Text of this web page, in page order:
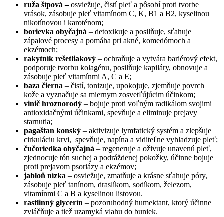
ruža šípová –osviežuje, čistí pleť a pôsobí proti tvorbe
vrások, zásobuje pleť vitamínom C, K, B1 a B2, kyselinou
nikotínovou i karoténom;
borievka obyčajná – detoxikuje a posilňuje, sťahuje
zápalové procesy a pomáha pri akné, komedómoch a
ekzémoch;
rakytník rešetliakový – ochraňuje a vytvára bariérový efekt,
podporuje tvorbu kolagénu, posilňuje kapiláry, obnovuje a
zásobuje pleť vitamínmi A, C a E;
baza čierna – čistí, tonizuje, upokojuje, zjemňuje povrch
kože a vyznačuje sa miernym zosvetľújúcim účinkom;
vinič hroznorodý – bojuje proti voľným radikálom svojimi
antioxidačnými účinkami, spevňuje a eliminuje prejavy
starnutia;
pagaštan konský – aktivizuje lymfatický systém a zlepšuje
cirkuláciu krvi, spevňuje, napína a viditeľne vyhladzuje pleť;
čučoriedka obyčajná – regeneruje a oživuje unavenú pleť,
zjednocuje tón suchej a podráždenej pokožky, účinne bojuje
proti prejavom psoriázy a ekzémov;
jabloň nízka – osviežuje, zmatňuje a krásne sťahuje póry,
zásobuje pleť tanínom, draslíkom, sodíkom, železom,
vitamínmi C a B a kyselinou listovou.
rastlinný glycerín – pozoruhodný humektant, ktorý účinne
zvláčňuje a tiež uzamyká vlahu do buniek.